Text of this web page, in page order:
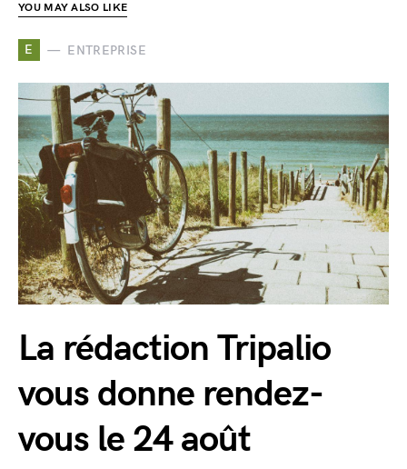
YOU MAY ALSO LIKE
E ENTREPRISE
La rédaction Tripalio
vous donne rendez-
vous le 24 août